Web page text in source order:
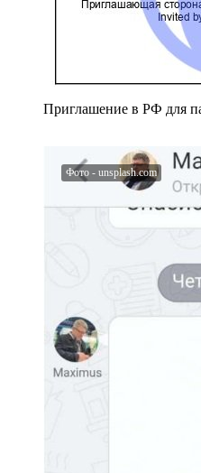
Приглашение в РФ для